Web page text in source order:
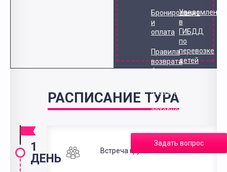
Бронирование
и
оплата
Правила
возврата
билетов
Рассадка
автобусе
Уведомление
в
ГИБДД
по
перевозке
детей
Задать вопрос
РАСПИСАНИЕ ТУРА
1
ДЕНЬ
Встреча группы на вокзале.